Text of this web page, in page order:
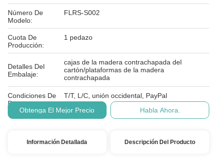
Número De
Modelo:
FLRS-S002
Cuota De
Producción:
1 pedazo
Detalles Del
Embalaje:
cajas de la madera contrachapada del
cartón/plataformas de la madera
contrachapada
Condiciones De
Pago:
T/T, L/C, unión occidental, PayPal
Obtenga El Mejor Precio
Habla Ahora.
Información Detallada Descripción Del Producto